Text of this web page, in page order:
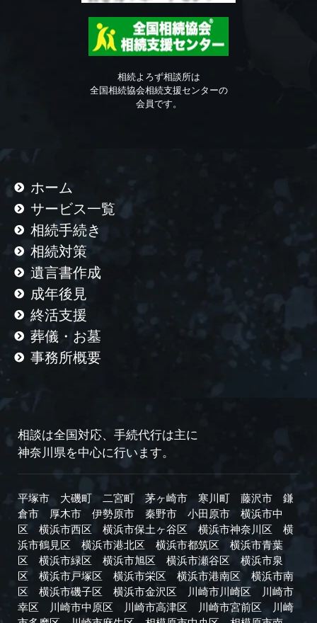
相続よろず相談所は
全国相続協会相続支援センターの
会員です。
ホーム
サービス一覧
相続手続き
相続対策
遺言書作成
成年後見
終活支援
葬儀・お墓
事務所概要
相談は全国対応、手続代行は主に
神奈川県を中心に行います。
平塚市 大磯町 二宮町 茅ヶ崎市 寒川町 藤沢市
鎌
倉市
厚木市 伊勢原市 秦野市 小田原市
横浜市中
区
横浜市西区 横浜市保土ヶ谷区 横浜市神奈川区
横
浜市鶴見区
横浜市港北区 横浜市都筑区
横浜市青葉
区
横浜市緑区 横浜市旭区 横浜市瀬谷区
横浜市泉
区
横浜市戸塚区 横浜市栄区 横浜市港南区
横浜市南
区
横浜市磯子区 横浜市金沢区 川崎市川崎区
川崎市
幸区
川崎市中原区 川崎市高津区 川崎市宮前区
川崎